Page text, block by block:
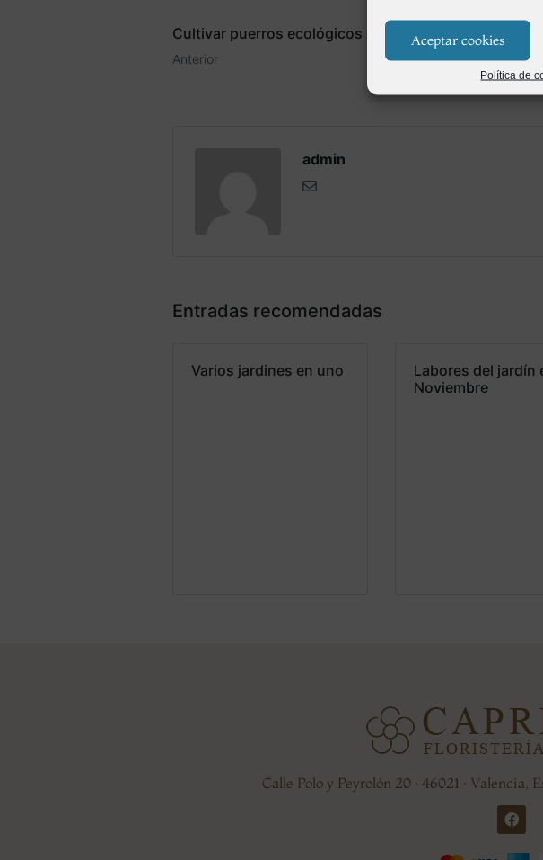
Aceptar cookies
Política de
Cultivar puerros ecológicos en el huerto
Anterior
admin
Entradas recomendadas
Varios jardines en uno
Labores del jardín
Noviembre
Calle Polo y Peyrolón 20 · 46021 · Valencia,